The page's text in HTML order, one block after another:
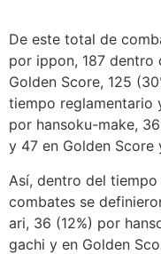
De este total de
por ippon, 187
Golden Score, 125
tiempo reglamentario
por hansoku-make,
y 47 en Golden
Así, dentro del
combates se
ari, 36 (12%) por
gachi y en Golden